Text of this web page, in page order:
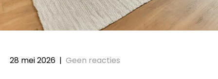
28 mei 2026 | Geen reacties